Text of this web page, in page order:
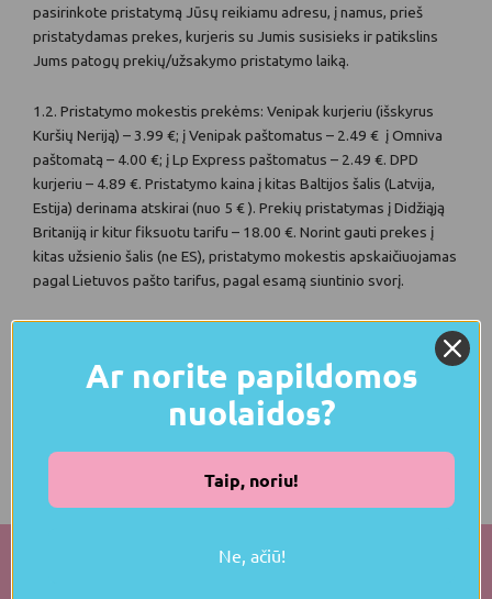
pasirinkote pristatymą Jūsų reikiamu adresu, į namus, prieš
pristatydamas prekes, kurjeris su Jumis susisieks ir patikslins
Jums patogų prekių/užsakymo pristatymo laiką.
1.2. Pristatymo mokestis prekėms: Venipak kurjeriu (išskyrus
Kuršių Neriją) – 3.99 €; į Venipak paštomatus – 2.49 € į Omniva
paštomatą – 4.00 €; į Lp Express paštomatus – 2.49 €. DPD
kurjeriu – 4.89 €. Pristatymo kaina į kitas Baltijos šalis (Latvija,
Estija) derinama atskirai (nuo 5 € ). Prekių pristatymas į Didžiąją
Britaniją ir kitur fiksuotu tarifu – 18.00 €. Norint gauti prekes į
kitas užsienio šalis (ne ES), pristatymo mokestis apskaičiuojamas
pagal Lietuvos pašto tarifus, pagal esamą siuntinio svorį.
Savaitgaliais, nedarbo dienomis prekės nėra pristatomos.
Šeštadieniais siuntos į paštomatus sudedamos tik didžiuosiuose
miestuose. Išskirtinais atvejais užsakymai pristatomi per 14 – 19
darbo dienų, apie tai iš anksto informavus pirkėją.
Ar norite papildomos
nuolaidos?
Taip, noriu!
Ne, ačiū!